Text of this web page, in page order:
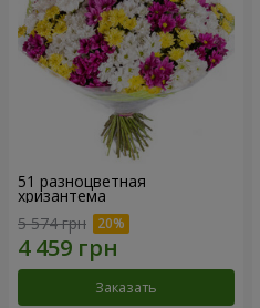
51 разноцветная
хризантема
5 574 грн
Заказать